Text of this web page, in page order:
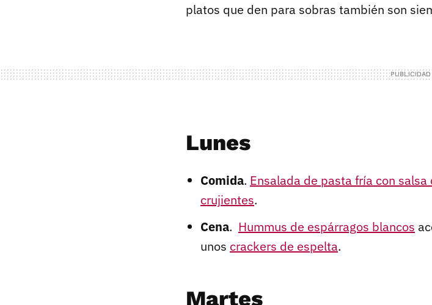
platos que den para sobras también son
Lunes
Comida. Ensalada de pasta fría con salsa
crujientes.
Cena. Hummus de espárragos blancos
unos crackers de espelta.
Martes